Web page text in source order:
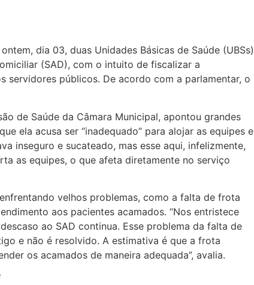
dia 03, duas Unidades Básicas de Saúde (UBSs)
(SAD), com o intuito de fiscalizar a
servidores públicos. De acordo com a parlamentar, o
de Saúde da Câmara Municipal, apontou grandes
ela acusa ser “inadequado” para alojar as equipes e
inseguro e sucateado, mas esse aqui, infelizmente,
as equipes, o que afeta diretamente no serviço
velhos problemas, como a falta de frota
aos pacientes acamados. “Nos entristece
ao SAD continua. Esse problema da falta de
e não é resolvido. A estimativa é que a frota
os acamados de maneira adequada”, avalia.